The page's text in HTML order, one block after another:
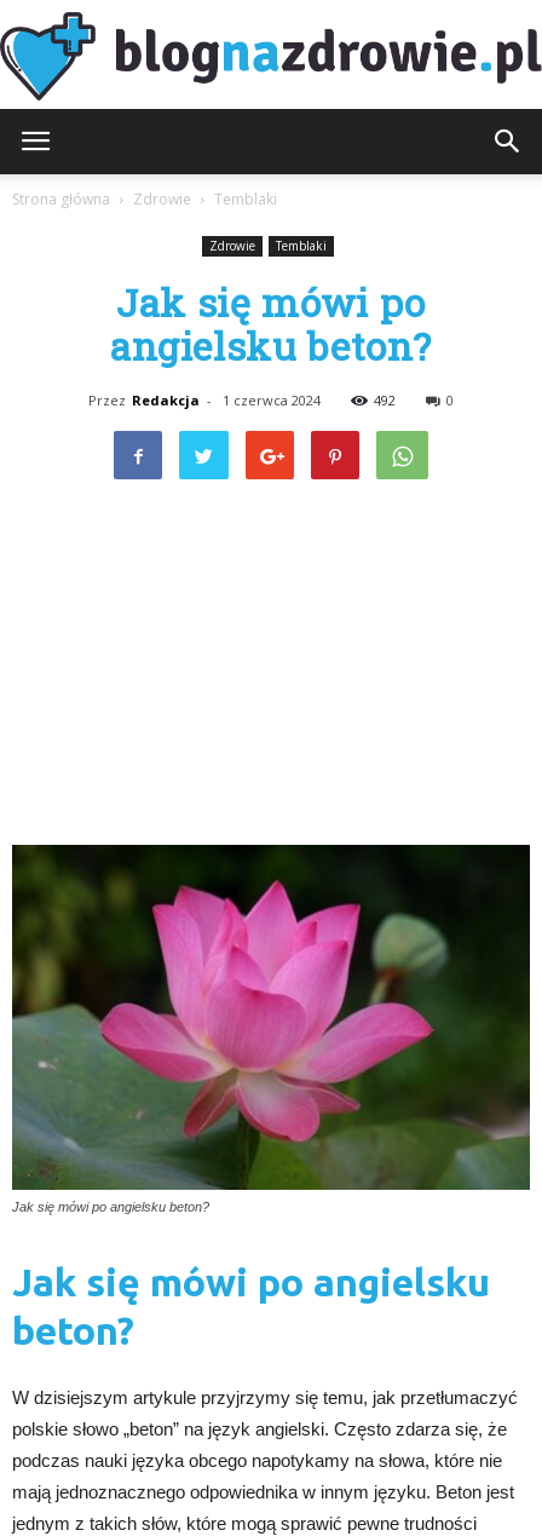
Strona główna Zdrowie Temblaki
Zdrowie Temblaki
Jak się mówi po
angielsku beton?
Przez Redakcja - 1 czerwca 2024 492 0
Jak się mówi po angielsku beton?
Jak się mówi po angielsku
beton?
W dzisiejszym artykule przyjrzymy się temu, jak przetłumaczyć
polskie słowo „beton” na język angielski. Często zdarza się, że
podczas nauki języka obcego napotykamy na słowa, które nie
mają jednoznacznego odpowiednika w innym języku. Beton jest
jednym z takich słów, które mogą sprawić pewne trudności